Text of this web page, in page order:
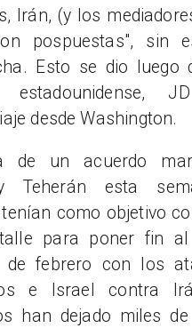
Irán, (y los
pospuestas", sin
Esto se dio luego
estadounidense,
desde Washington.
de un acuerdo
Teherán esta
como objetivo
para poner fin
febrero con los
e Israel contra
han dejado miles